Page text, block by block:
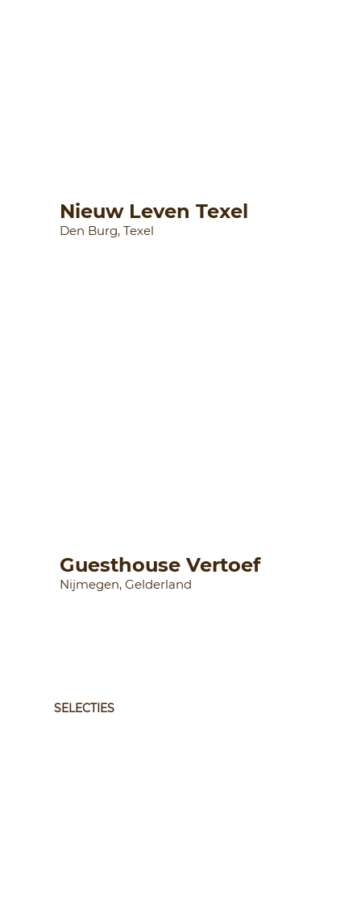
Nieuw Leven Texel
Den Burg, Texel
Guesthouse Vertoef
Nijmegen, Gelderland
SELECTIES